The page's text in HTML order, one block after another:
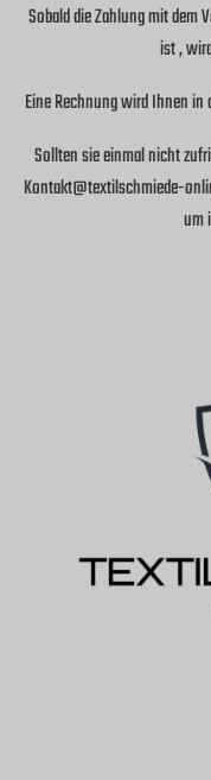
Sobald die Zahlung mit dem
ist ,
Eine Rechnung wird Ihnen in
Sollten sie einmal nicht
Kontakt@textilschmiede-
um